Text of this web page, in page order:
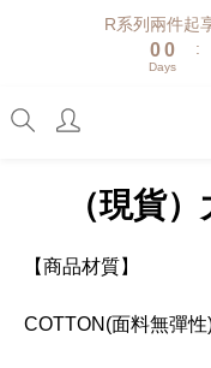
R系列兩件起
1
0
1
0
Days
:
（現貨
【商品材質】
COTTON(面料無彈性